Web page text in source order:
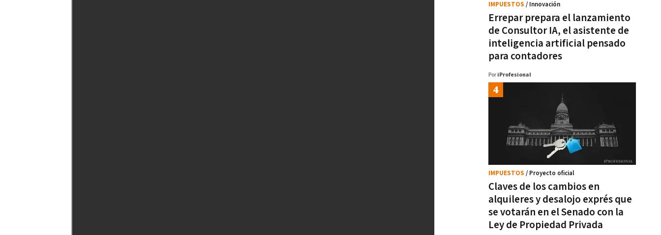
Errepar prepara el lanzamiento
de Consultor IA, el asistente de
inteligencia artificial pensado
para contadores
IMPUESTOS / Innovación
Por iProfesional
Claves de los cambios en
alquileres y desalojo exprés que
se votarán en el Senado con la
Ley de Propiedad Privada
IMPUESTOS / Proyecto oficial